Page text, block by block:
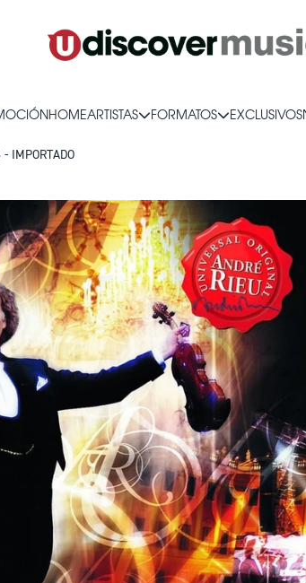
HOMEARTISTAS FORMATOS EXCLUSIVOS
IMPORTADO